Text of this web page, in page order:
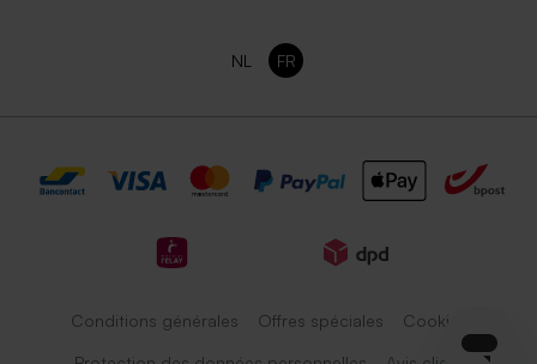
NL FR
Conditions générales Offres spéciales Cookies